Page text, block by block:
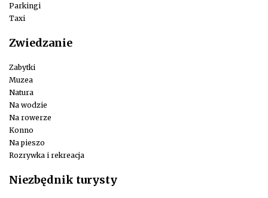
Parkingi
Taxi
Zwiedzanie
Zabytki
Muzea
Natura
Na wodzie
Na rowerze
Konno
Na pieszo
Rozrywka i rekreacja
Niezbędnik turysty